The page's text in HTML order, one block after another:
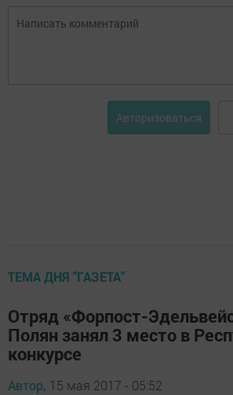
Авторизоваться
ТЕМА ДНЯ "ГАЗЕТА"
Отряд «Форпост-
Полян занял 3 место в
конкурсе
Автор, 15 мая 2017 - 05:52